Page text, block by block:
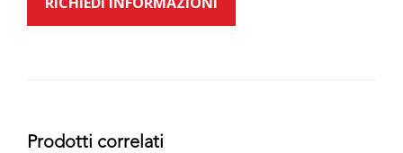
Prodotti correlati